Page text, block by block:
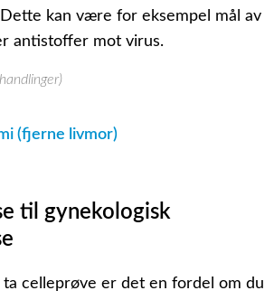
kan være for eksempel mål av
antistoffer mot virus.
(fjerne livmor)
til gynekologisk
ta celleprøve er det en fordel om du